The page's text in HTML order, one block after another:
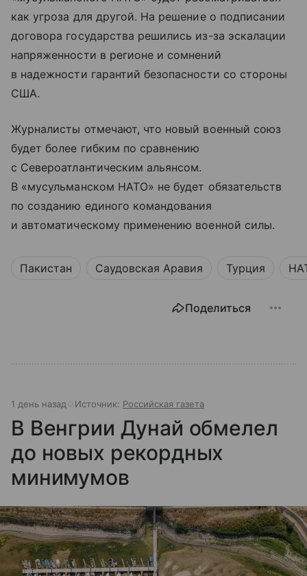
как угроза для другой. На решение о подписании
договора государства решились из-за эскалации
напряженности в регионе и сомнений
в надежности гарантий безопасности со стороны
США.
Журналисты отмечают, что новый военный союз
будет более гибким по сравнению
с Североатлантическим альянсом.
В «мусульманском НАТО» не будет обязательств
по созданию единого командования
и автоматическому применению военной силы.
Пакистан Саудовская Аравия Турция
Поделиться
1 день назад Источник: Российская газета
В Венгрии Дунай обмелел
до новых рекордных
минимумов